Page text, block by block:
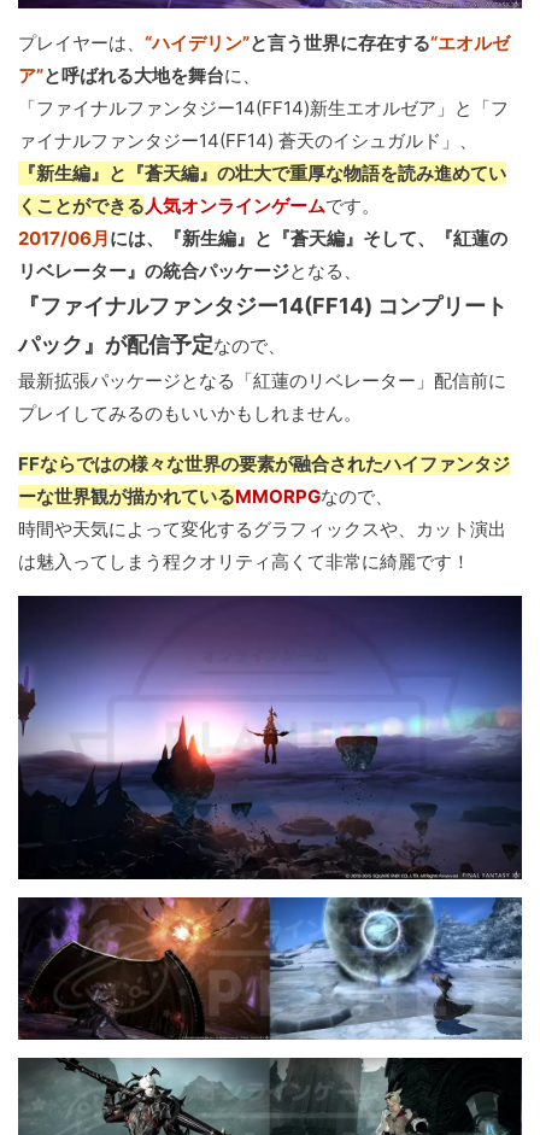
プレイヤーは、 “ハイデリン”と言う世界に存在する“エオルゼ
ア”と呼ばれる大地を舞台に、
「ファイナルファンタジー14(FF14)新生エオルゼア」と「フ
ァイナルファンタジー14(FF14) 蒼天のイシュガルド」、
『新生編』と『蒼天編』の壮大で重厚な物語を読み進めてい
くことができる人気オンラインゲームです。
2017/06月には、『新生編』と『蒼天編』そして、『紅蓮の
リベレーター』の統合パッケージとなる、
『ファイナルファンタジー14(FF14) コンプリート
パック』が配信予定なので、
最新拡張パッケージとなる「紅蓮のリベレーター」配信前に
プレイしてみるのもいいかもしれません。
FFならではの様々な世界の要素が融合されたハイファンタジ
ーな世界観が描かれているMMORPGなので、
時間や天気によって変化するグラフィックスや、カット演出
は魅入ってしまう程クオリティ高くて非常に綺麗です！